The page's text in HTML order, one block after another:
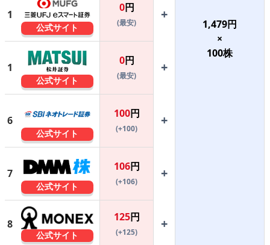
1,479円
×
100株
1
公式サイト
0円
(最安)
+
1
公式サイト
0円
(最安)
+
6
公式サイト
100円
(+100)
+
7
公式サイト
106円
(+106)
+
8
公式サイト
125円
(+125)
+